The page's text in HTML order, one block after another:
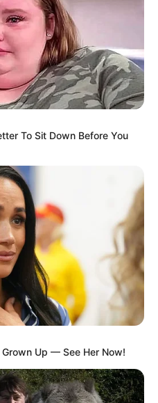
durch falsche
Polizeieinsatz in
erhebliche Unruhe
Fehlers der
eine Situation, die sowohl
Doch was ist genau
To Sit Down Before You
Up — See Her Now!